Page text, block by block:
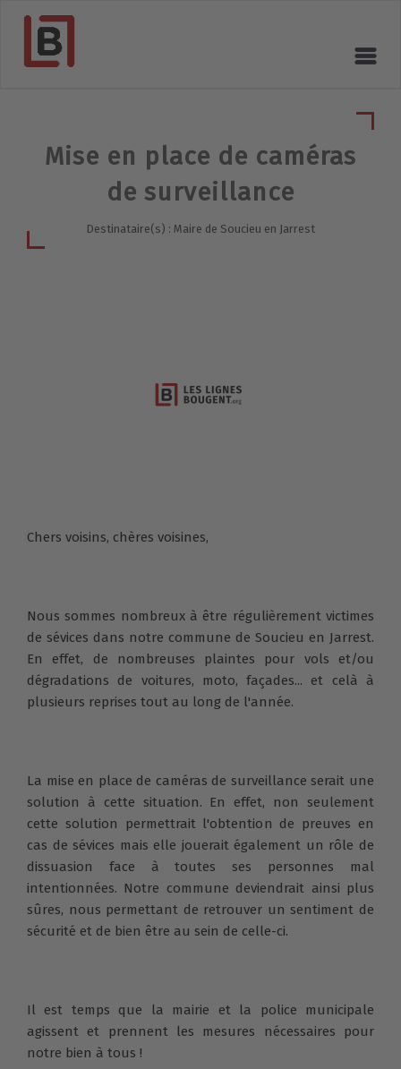
Mise en place de caméras
de surveillance
Destinataire(s) : Maire de Soucieu en Jarrest
Chers voisins, chères voisines,
Nous sommes nombreux à être régulièrement victimes
de sévices dans notre commune de Soucieu en Jarrest.
En effet, de nombreuses plaintes pour vols et/ou
dégradations de voitures, moto, façades... et celà à
plusieurs reprises tout au long de l'année.
La mise en place de caméras de surveillance serait une
solution à cette situation. En effet, non seulement
cette solution permettrait l'obtention de preuves en
cas de sévices mais elle jouerait également un rôle de
dissuasion face à toutes ses personnes mal
intentionnées. Notre commune deviendrait ainsi plus
sûres, nous permettant de retrouver un sentiment de
sécurité et de bien être au sein de celle-ci.
Il est temps que la mairie et la police municipale
agissent et prennent les mesures nécessaires pour
notre bien à tous !